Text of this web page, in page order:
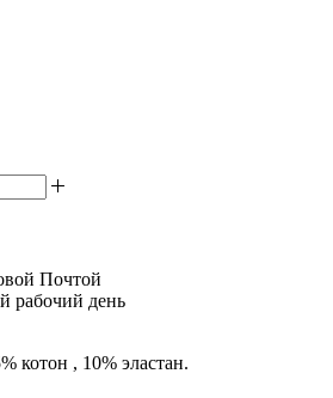
Почтой
рабочий день
котон , 10% эластан.